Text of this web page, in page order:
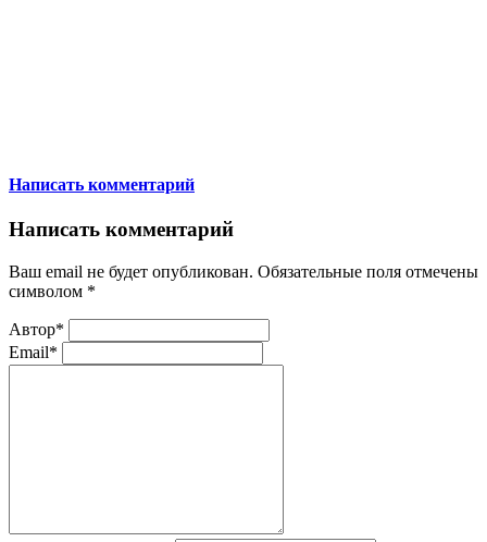
Написать комментарий
Написать комментарий
Ваш email не будет опубликован. Обязательные поля отмечены
символом *
Автор*
Email*